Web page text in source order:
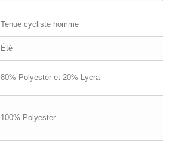
Tenue cycliste homme
Été
80% Polyester et 20% Lycra
100% Polyester